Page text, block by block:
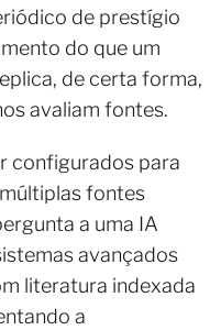
de prestígio
do que um
de certa forma,
avaliam fontes.
configurados para
fontes
a uma IA
avançados
literatura indexada
a